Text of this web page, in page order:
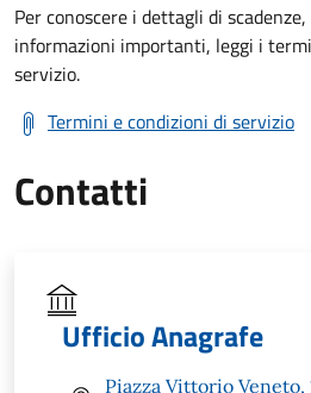
Per conoscere i dettagli di
informazioni importanti, leggi i
servizio.
Termini e condizioni di servizio
Contatti
Ufficio Anagrafe
Piazza Vittorio Veneto,